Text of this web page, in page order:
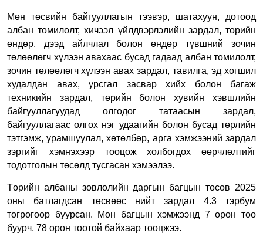
Мөн төсвийн байгууллагын тээвэр, шатахуун, дотоод
албан томилолт, хичээл үйлдвэрлэлийн зардал, төрийн
өндөр, дээд айлчлал болон өндөр түвшний зочин
төлөөлөгч хүлээн авахаас бусад гадаад албан томилолт,
зочин төлөөлөгч хүлээн авах зардал, тавилга, эд хогшил
худалдан авах, урсгал засвар хийх болон багаж
техникийн зардал, төрийн болон хувийн хэвшлийн
байгууллагуудад олгодог татаасын зардал,
байгууллагаас олгох нэг удаагийн болон бусад төрлийн
тэтгэмж, урамшуулал, хөтөлбөр, арга хэмжээний зардал
зэргийг хэмнэхээр тооцож холбогдох өөрчлөлтийг
тодотголын төсөлд тусгасан хэмээлээ.
Төрийн албаны зөвлөлийн даргын багцын төсөв 2025
оны батлагдсан төсвөөс нийт зардал 4.3 тэрбум
төгрөгөөр буурсан. Мөн багцын хэмжээнд 7 орон тоо
буурч, 78 орон тоотой байхаар тооцжээ.